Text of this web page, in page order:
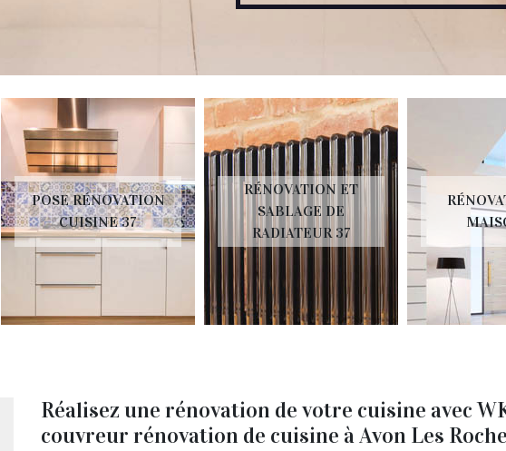
POSE RÉNOVATION
CUISINE 37
RÉNOVATION ET
SABLAGE DE
RADIATEUR 37
Réalisez une rénovation de votre cuisine avec
couvreur rénovation de cuisine à Avon Les